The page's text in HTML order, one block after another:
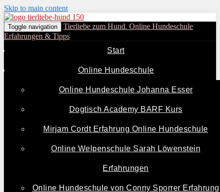
Skip to main content
Toggle navigation
Tierliebe zum Hund. Online Hundeschule
Erfahrungen & Tipps
Start
Online Hundeschule
Online Hundeschule Johanna Esser
Dogtisch Academy BARF Kurs
Mirjam Cordt Erfahrung Online Hundeschule
Online Welpenschule Sarah Löwenstein
Erfahrungen
Online Hundeschule von Conny Sporrer Erfahrung